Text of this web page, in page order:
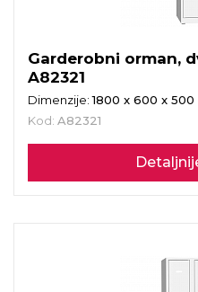
Garderobni orman,
A82321
Dimenzije:1800 x 600 x 500
Kod: A82321